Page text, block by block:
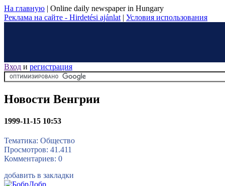
На главную | Online daily newspaper in Hungary
Реклама на сайте - Hirdetési ajánlat | Условия использования
Вход и регистрация
Новости Венгрии
1999-11-15 10:53
Тематика: Общество
Просмотров: 41.411
Комментариев: 0
добавить в закладки